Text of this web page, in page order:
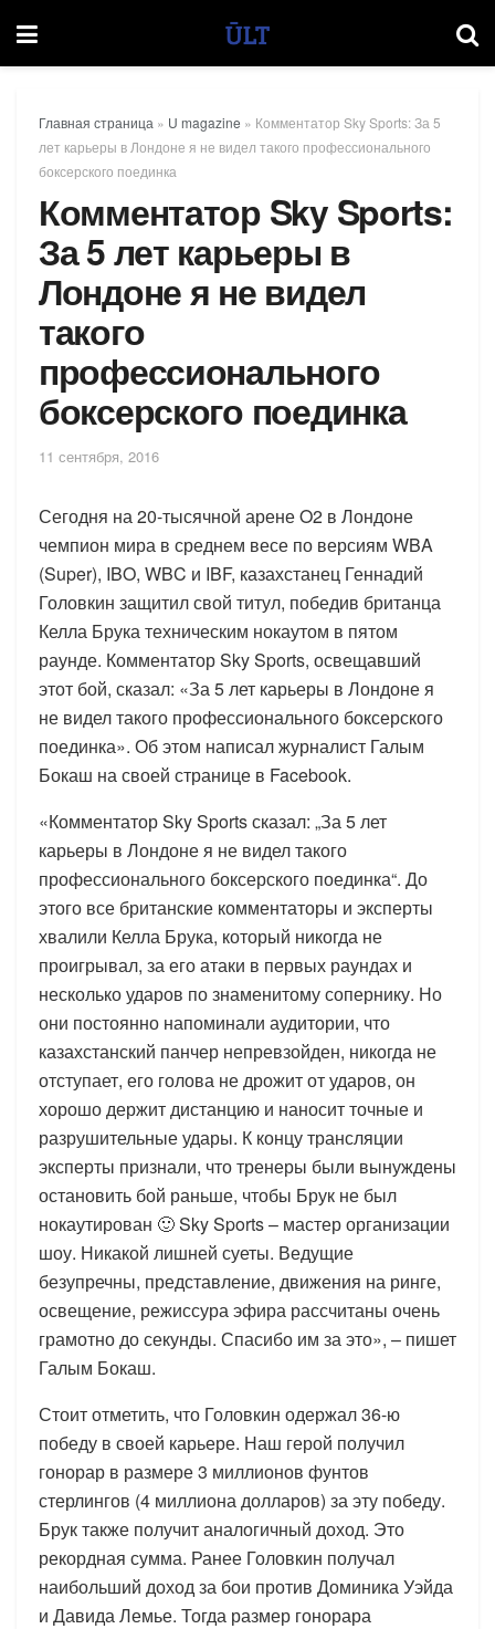
Главная страница » U magazine » Комментатор Sky Sports: За 5
лет карьеры в Лондоне я не видел такого профессионального
боксерского поединка
Комментатор Sky Sports:
За 5 лет карьеры в
Лондоне я не видел
такого
профессионального
боксерского поединка
11 сентября, 2016
Сегодня на 20-тысячной арене O2 в Лондоне
чемпион мира в среднем весе по версиям WBA
(Super), IBO, WBC и IBF, казахстанец Геннадий
Головкин защитил свой титул, победив британца
Келла Брука техническим нокаутом в пятом
раунде. Комментатор Sky Sports, освещавший
этот бой, сказал: «За 5 лет карьеры в Лондоне я
не видел такого профессионального боксерского
поединка». Об этом написал журналист Галым
Бокаш на своей странице в Facebook.
«Комментатор Sky Sports сказал: „За 5 лет
карьеры в Лондоне я не видел такого
профессионального боксерского поединка“. До
этого все британские комментаторы и эксперты
хвалили Келла Брука, который никогда не
проигрывал, за его атаки в первых раундах и
несколько ударов по знаменитому сопернику. Но
они постоянно напоминали аудитории, что
казахстанский панчер непревзойден, никогда не
отступает, его голова не дрожит от ударов, он
хорошо держит дистанцию и наносит точные и
разрушительные удары. К концу трансляции
эксперты признали, что тренеры были вынуждены
остановить бой раньше, чтобы Брук не был
нокаутирован 🙂 Sky Sports – мастер организации
шоу. Никакой лишней суеты. Ведущие
безупречны, представление, движения на ринге,
освещение, режиссура эфира рассчитаны очень
грамотно до секунды. Спасибо им за это», – пишет
Галым Бокаш.
Стоит отметить, что Головкин одержал 36-ю
победу в своей карьере. Наш герой получил
гонорар в размере 3 миллионов фунтов
стерлингов (4 миллиона долларов) за эту победу.
Брук также получит аналогичный доход. Это
рекордная сумма. Ранее Головкин получал
наибольший доход за бои против Доминика Уэйда
и Давида Лемье. Тогда размер гонорара